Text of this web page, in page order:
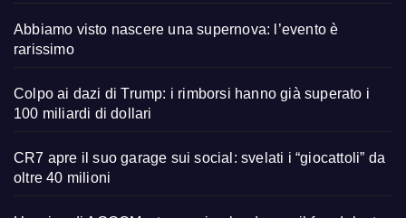
Abbiamo visto nascere una supernova: l’evento è
rarissimo
Colpo ai dazi di Trump: i rimborsi hanno già superato i
100 miliardi di dollari
CR7 apre il suo garage sui social: svelati i “giocattoli” da
oltre 40 milioni